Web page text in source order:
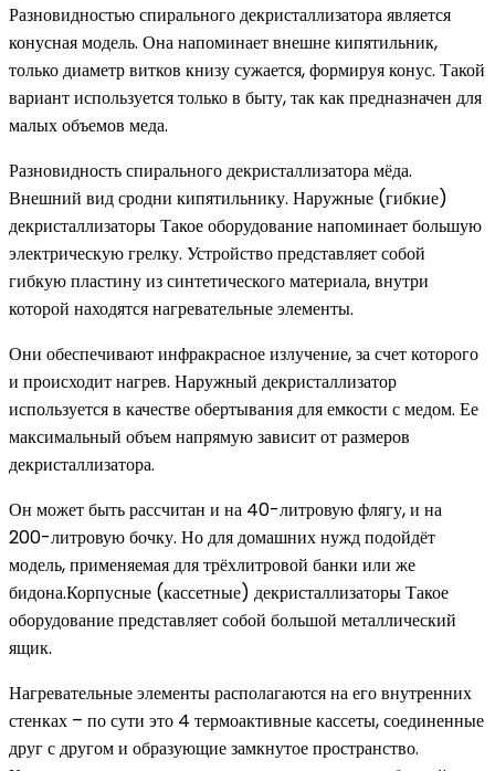
Разновидностью спирального декристаллизатора является
конусная модель. Она напоминает внешне кипятильник,
только диаметр витков книзу сужается, формируя конус. Такой
вариант используется только в быту, так как предназначен для
малых объемов меда.
Разновидность спирального декристаллизатора мёда.
Внешний вид сродни кипятильнику. Наружные (гибкие)
декристаллизаторы Такое оборудование напоминает большую
электрическую грелку. Устройство представляет собой
гибкую пластину из синтетического материала, внутри
которой находятся нагревательные элементы.
Они обеспечивают инфракрасное излучение, за счет которого
и происходит нагрев. Наружный декристаллизатор
используется в качестве обертывания для емкости с медом. Ее
максимальный объем напрямую зависит от размеров
декристаллизатора.
Он может быть рассчитан и на 40-литровую флягу, и на
200-литровую бочку. Но для домашних нужд подойдёт
модель, применяемая для трёхлитровой банки или же
бидона.Корпусные (кассетные) декристаллизаторы Такое
оборудование представляет собой большой металлический
ящик.
Нагревательные элементы располагаются на его внутренних
стенках – по сути это 4 термоактивные кассеты, соединенные
друг с другом и образующие замкнутое пространство.